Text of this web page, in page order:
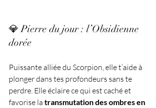
💎 Pierre du jour : l’Obsidienne
dorée
Puissante alliée du Scorpion, elle t’aide à
plonger dans tes profondeurs sans te
perdre. Elle éclaire ce qui est caché et
favorise la transmutation des ombres en